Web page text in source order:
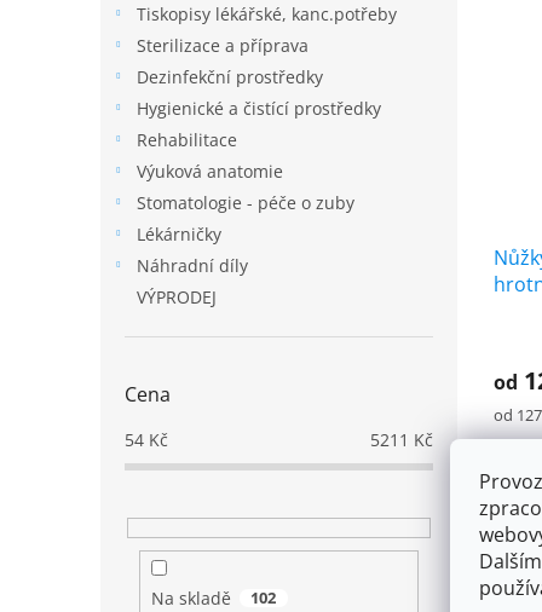
Tiskopisy lékářské, kanc.potřeby
Sterilizace a příprava
Dezinfekční prostředky
Hygienické a čistící prostředky
Rehabilitace
Výuková anatomie
Stomatologie - péče o zuby
Lékárničky
Náhradní díly
VÝPRODEJ
Cena
54 Kč 5211 Kč
Na skladě 102
od
Měrná
cena:
od